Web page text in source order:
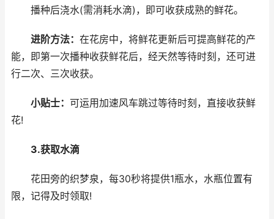
播种后浇水(需消耗水滴)，即可收获成熟的鲜花。
进阶方法： 在花房中，将鲜花更新后可提高鲜花的产
能，即第一次播种收获鲜花后，经天然等待时刻，还可进
行二次、三次收获。
小贴士： 可运用加速风车跳过等待时刻，直接收获鲜
花!
3.获取水滴
花田旁的织梦泉，每30秒将提供1瓶水，水瓶位置有
限，记得及时领取!